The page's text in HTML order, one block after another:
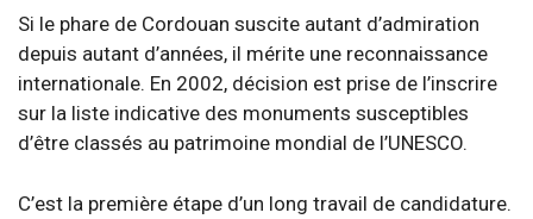
Si le phare de Cordouan suscite autant d’admiration
depuis autant d’années, il mérite une reconnaissance
internationale. En 2002, décision est prise de l’inscrire
sur la liste indicative des monuments susceptibles
d’être classés au patrimoine mondial de l’UNESCO.
C’est la première étape d’un long travail de candidature.